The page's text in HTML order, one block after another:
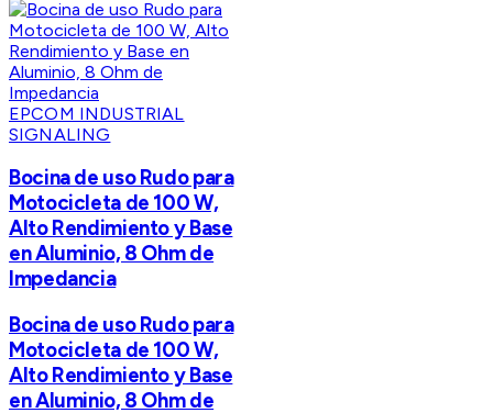
EPCOM INDUSTRIAL
SIGNALING
Bocina de uso Rudo para
Motocicleta de 100 W,
Alto Rendimiento y Base
en Aluminio, 8 Ohm de
Impedancia
Bocina de uso Rudo para
Motocicleta de 100 W,
Alto Rendimiento y Base
en Aluminio, 8 Ohm de